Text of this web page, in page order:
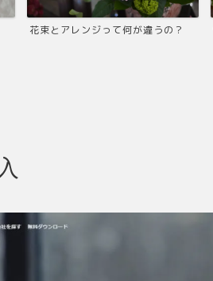
花束とアレンジって何が違うの？